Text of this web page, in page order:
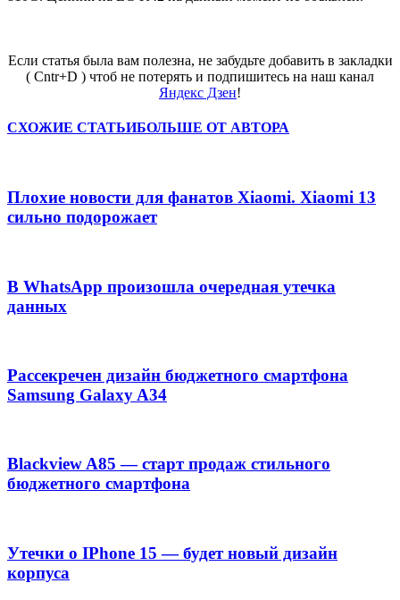
Если статья была вам полезна, не забудьте добавить в закладки
( Cntr+D ) чтоб не потерять и подпишитесь на наш канал
Яндекс Дзен!
СХОЖИЕ СТАТЬИБОЛЬШЕ ОТ АВТОРА
Плохие новости для фанатов Xiaomi. Xiaomi 13
сильно подорожает
В WhatsApp произошла очередная утечка
данных
Рассекречен дизайн бюджетного смартфона
Samsung Galaxy A34
Blackview A85 — старт продаж стильного
бюджетного смартфона
Утечки о IPhone 15 — будет новый дизайн
корпуса